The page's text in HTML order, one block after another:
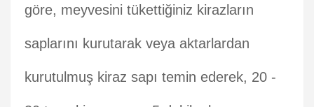
göre, meyvesini tükettiğiniz kirazların
saplarını kurutarak veya aktarlardan
kurutulmuş kiraz sapı temin ederek, 20 -